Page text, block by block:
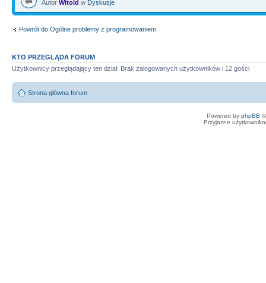
Autor Witold w Dyskusje
Powrót do Ogólne problemy z programowaniem
KTO PRZEGLĄDA FORUM
Użytkownicy przeglądający ten dział: Brak zalogowanych użytkowników i 12 gości
Strona główna forum
Powered by phpBB
Przyjazne